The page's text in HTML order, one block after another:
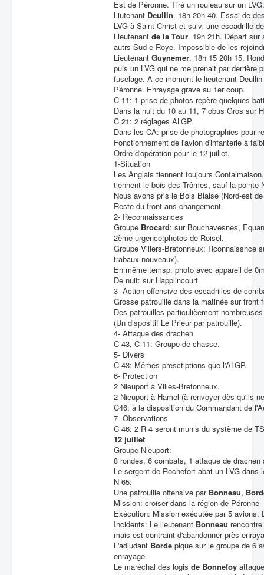
Est de Péronne. Tiré un rouleau sur un
Liutenant Deullin. 18h 20h 40. Essai de
LVG à Saint-Christ et suivi une escadrille
Lieutenant de la Tour. 19h 21h. Départ
autrs Sud e Roye. Impossible de les
Lieutenant Guynemer. 18h 15 20h 15.
puis un LVG qui ne me prenait par
fuselage. A ce moment le lieutenant
Péronne. Enrayage grave au 1er coup.
C 11: 1 prise de photos repère quelques
Dans la nuit du 10 au 11, 7 obus Gros sur
C 21: 2 réglages ALGP.
Dans les CA: prise de photographies pour
Fonctionnement de l'avion d'infanterie à
Ordre d'opération pour le 12 juillet.
1-Situation
Les Anglais tiennent toujours
tiennent le bois des Trômes, sauf la pointe
Nous avons pris le Bois Blaise (Nord-est
Reste du front ans changement.
2- Reconnaissances
Groupe Brocard: sur Bouchavesnes,
2ème urgence:photos de Roisel.
Groupe Villers-Bretonneux: Rconnaissnce
trabaux nouveaux).
En même temsp, photo avec appareil de
De nuit: sur Happlincourt
3- Action offensive des escadrilles de
Grosse patrouille dans la matinée sur front
Des patrouilles particulièement
(Un dispositif Le Prieur par patrouille).
4- Attaque des drachen
C 43, C 11: Groupe de chasse.
5- Divers
C 43: Mêmes presctiptions que l'ALGP.
6- Protection
2 Nieuport à Villes-Bretonneux.
2 Nieuport à Hamel (à renvoyer dès qu'ils
C46: à la disposition du Commandant de
7- Observations
C 46: 2 R 4 seront munis du système de
12 juillet
Groupe Nieuport:
8 rondes, 6 combats, 1 attaque de
Le sergent de Rochefort abat un LVG
N 65:
Une patrouille offensive par Bonneau,
Mission: croiser dans la région de Péronne-
Exécution: Mission exécutée par 5 avions.
Incidents: Le lieutenant Bonneau
mais est contraint d'abandonner près
L'adjudant Borde pique sur le groupe de 6
enrayage.
Le maréchal des logis de Bonnefoy